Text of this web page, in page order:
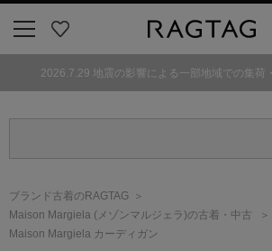
気
2026.7.29 地震の影響による一部地域での集荷
ブランド古着のRAGTAG
Maison Margiela (メゾンマルジェラ)の古着・中古
Maison Margiela カーディガン